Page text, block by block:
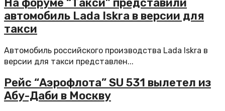
На форуме “Такси” представили
автомобиль Lada Iskra в версии для
такси
Автомобиль российского производства Lada Iskra в
версии для такси представлен...
Рейс “Аэрофлота” SU 531 вылетел из
Абу-Даби в Москву